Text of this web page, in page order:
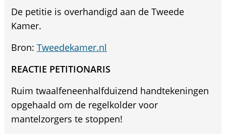
De petitie is overhandigd aan de Tweede
Kamer.
Bron: Tweedekamer.nl
REACTIE PETITIONARIS
Ruim twaalfeneenhalfduizend handtekeningen
opgehaald om de regelkolder voor
mantelzorgers te stoppen!